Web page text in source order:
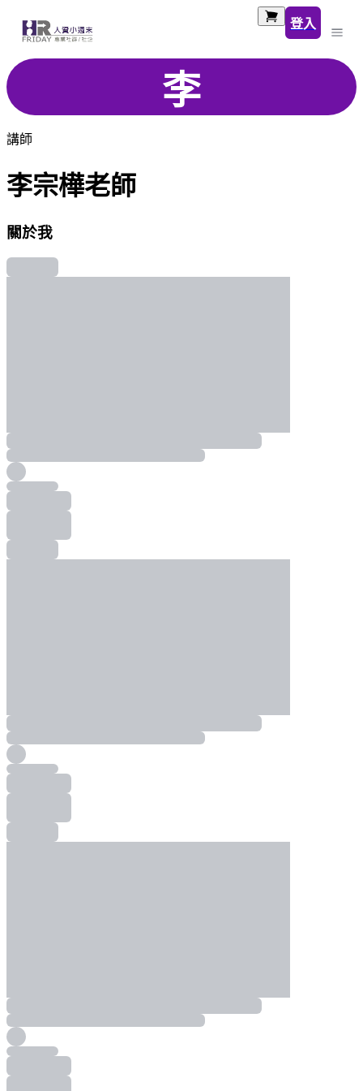
登入
李
講師
李宗樺老師
關於我